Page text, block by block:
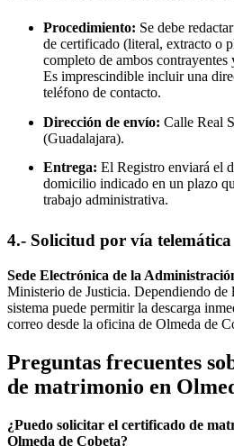
Procedimiento: Se debe
de certificado (literal, extracto o
completo de ambos
Es imprescindible incluir una
teléfono de contacto.
Dirección de envío: Calle Real
(Guadalajara).
Entrega: El Registro enviará el
domicilio indicado en un plazo
trabajo administrativa.
4.- Solicitud por vía telemática
Sede Electrónica de la
Ministerio de Justicia. Dependiendo de
sistema puede permitir la descarga
correo desde la oficina de Olmeda de
Preguntas frecuentes
de matrimonio en
¿Puedo solicitar el certificado de
Olmeda de Cobeta?